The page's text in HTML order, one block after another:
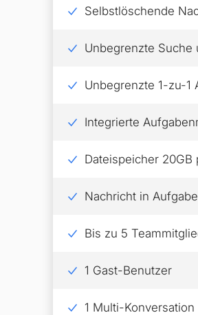
Selbstlöschende
Unbegrenzte Suche
Unbegrenzte 1-zu-1
Integrierte
Dateispeicher 20GB
Nachricht in
Bis zu 5
1 Gast-Benutzer
1 Multi-Konversation